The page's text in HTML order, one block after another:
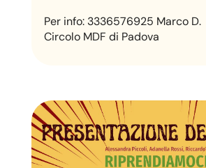
Per info: 3336576925 Marco D.
Circolo MDF di Padova